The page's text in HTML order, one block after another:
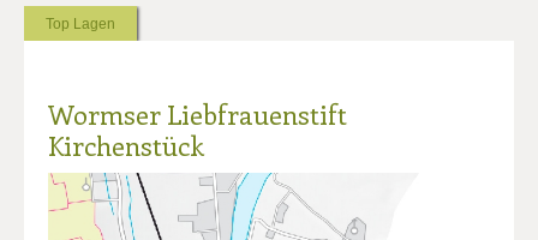
Top Lagen
Wormser Liebfrauenstift
Kirchenstück